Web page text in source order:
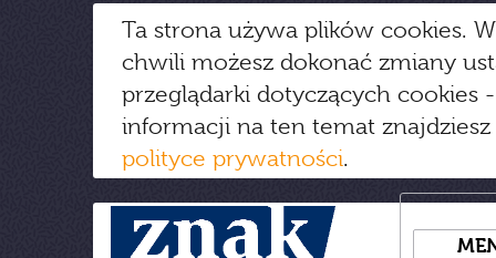
Ta strona używa plików cookies.
chwili możesz dokonać zmiany
przeglądarki dotyczących cookies
informacji na ten temat
polityce prywatności.